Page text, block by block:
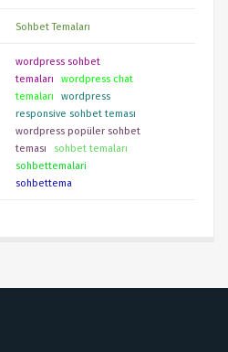
Sohbet Temaları
wordpress sohbet
temaları
wordpress chat
temaları
wordpress
responsive sohbet teması
wordpress popüler sohbet
teması
sohbet temaları
sohbettemalari
sohbettema